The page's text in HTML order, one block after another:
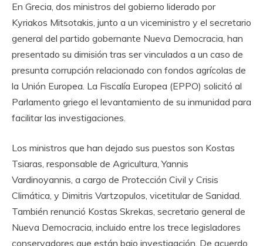
En Grecia, dos ministros del gobierno liderado por
Kyriakos Mitsotakis, junto a un viceministro y el secretario
general del partido gobernante Nueva Democracia, han
presentado su dimisión tras ser vinculados a un caso de
presunta corrupción relacionado con fondos agrícolas de
la Unión Europea. La Fiscalía Europea (EPPO) solicitó al
Parlamento griego el levantamiento de su inmunidad para
facilitar las investigaciones.
Los ministros que han dejado sus puestos son Kostas
Tsiaras, responsable de Agricultura, Yannis
Vardinoyannis, a cargo de Protección Civil y Crisis
Climática, y Dimitris Vartzopulos, vicetitular de Sanidad.
También renunció Kostas Skrekas, secretario general de
Nueva Democracia, incluido entre los trece legisladores
conservadores que están bajo investigación. De acuerdo